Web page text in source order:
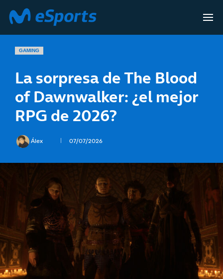
GAMING
La sorpresa de The Blood
of Dawnwalker: ¿el mejor
RPG de 2026?
Álex 07/07/2026